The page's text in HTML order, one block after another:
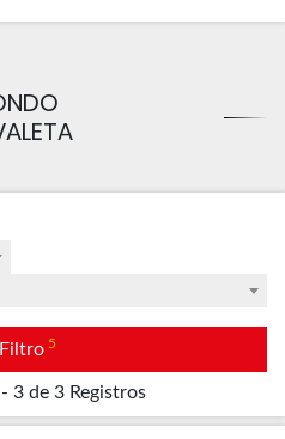
3 de 3 Registros
Filtro 5